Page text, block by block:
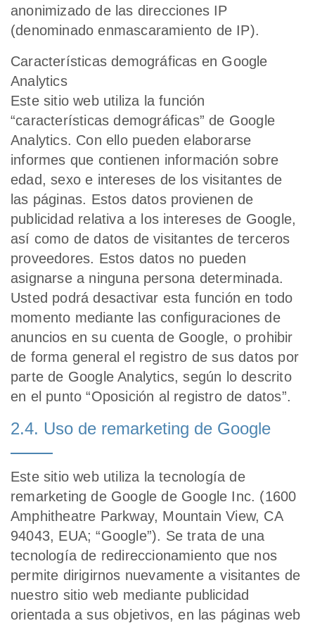
anonimizado de las direcciones IP
(denominado enmascaramiento de IP).
Características demográficas en Google
Analytics
Este sitio web utiliza la función
“características demográficas” de Google
Analytics. Con ello pueden elaborarse
informes que contienen información sobre
edad, sexo e intereses de los visitantes de
las páginas. Estos datos provienen de
publicidad relativa a los intereses de Google,
así como de datos de visitantes de terceros
proveedores. Estos datos no pueden
asignarse a ninguna persona determinada.
Usted podrá desactivar esta función en todo
momento mediante las configuraciones de
anuncios en su cuenta de Google, o prohibir
de forma general el registro de sus datos por
parte de Google Analytics, según lo descrito
en el punto “Oposición al registro de datos”.
2.4. Uso de remarketing de Google
Este sitio web utiliza la tecnología de
remarketing de Google de Google Inc. (1600
Amphitheatre Parkway, Mountain View, CA
94043, EUA; “Google”). Se trata de una
tecnología de redireccionamiento que nos
permite dirigirnos nuevamente a visitantes de
nuestro sitio web mediante publicidad
orientada a sus objetivos, en las páginas web